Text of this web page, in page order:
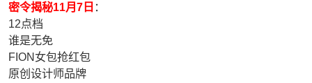
密令揭秘11月7日 ：
12点档
谁是无免
FION女包抢红包
原创设计师品牌